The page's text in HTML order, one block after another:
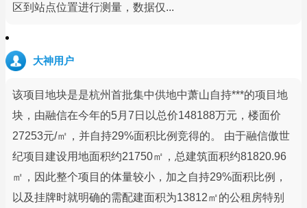
区到站点位置进行测量，数据仅...
大神用户
该项目地块是是杭州首批集中供地中萧山自持***的项目地
块，由融信在今年的5月7日以总价148188万元，楼面价
27253元/㎡，并自持29%面积比例竞得的。 由于融信傲世
纪项目建设用地面积约21750㎡，总建筑面积约81820.96
㎡，因此整个项目的体量较小，加之自持29%面积比例，
以及挂牌时就明确的需配建面积为13812㎡的公租房特别